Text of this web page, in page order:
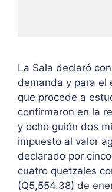
La Sala declaró
demanda y para el
que procede a
confirmaron en la
y ocho guión dos
impuesto al valor
declarado por
cuatro quetzales
(Q5,554.38) de